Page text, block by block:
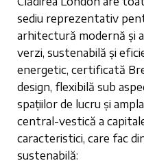
sediu reprezentativ
arhitectură modernă și
verzi, sustenabilă și
energetic, certificată
design, flexibilă sub
spațiilor de lucru și
central-vestică a
caracteristici, care fac
sustenabilă: